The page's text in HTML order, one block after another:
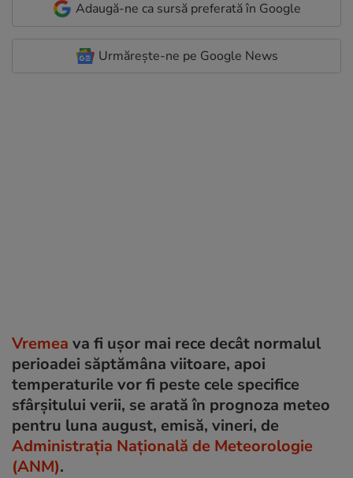
Adaugă-ne ca sursă preferată în Google
Urmărește-ne pe Google News
Vremea va fi ușor mai rece decât normalul
perioadei săptămâna viitoare, apoi
temperaturile vor fi peste cele specifice
sfârșitului verii, se arată în prognoza meteo
pentru luna august, emisă, vineri, de
Administrația Națională de Meteorologie
(ANM).